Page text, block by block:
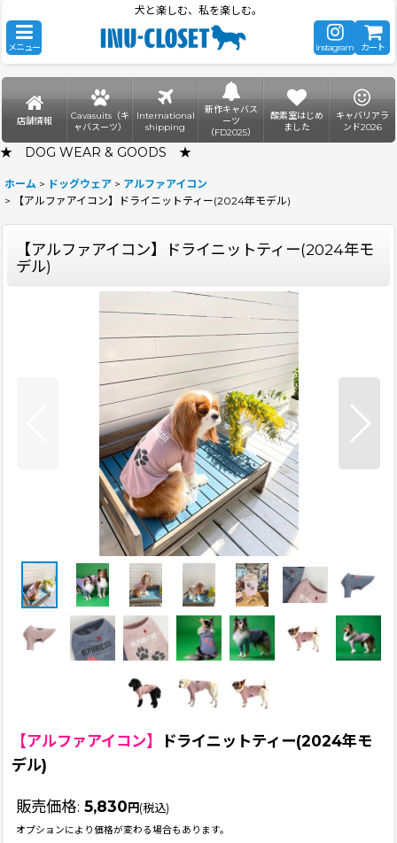
犬と楽しむ、私を楽しむ。
メニュー instagram カート
店舗情報
Cavasuits（キ
ャバスーツ）
International
shipping
新作キャバス
ーツ
（FD2025）
酸素室はじめ
ました
キャバリアラ
ンド2026
★ DOG WEAR & GOODS ★
ホーム > ドッグウェア > アルファアイコン
>
【アルファアイコン】ドライニットティー(2024年モデル)
【アルファアイコン】ドライニットティー(2024年モ
デル)
【アルファアイコン】
ドライニットティー(2024年モ
デル)
販売価格: 5,830円(税込)
オプションにより価格が変わる場合もあります。